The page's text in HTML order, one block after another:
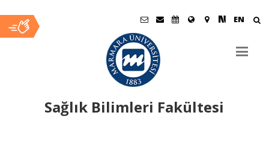
EN
Sağlık Bilimleri Fakültesi